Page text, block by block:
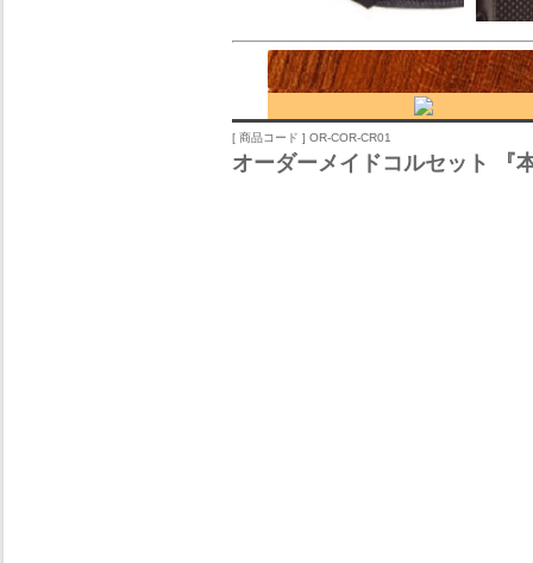
[ 商品コード ] OR-COR-CR01
オーダーメイドコルセット 『